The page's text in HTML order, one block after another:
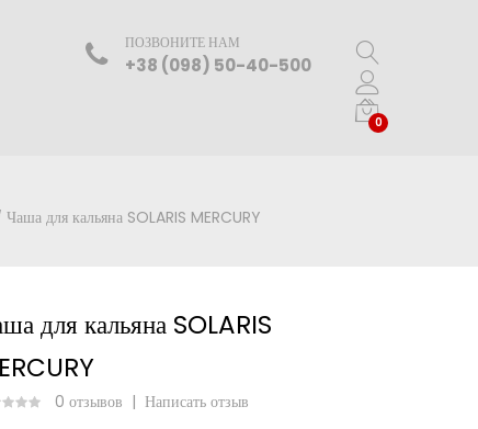
ПОЗВОНИТЕ НАМ
+38 (098) 50-40-500
0
Чаша для кальяна SOLARIS MERCURY
для кальяна SOLARIS
0 отзывов | Написать отзыв